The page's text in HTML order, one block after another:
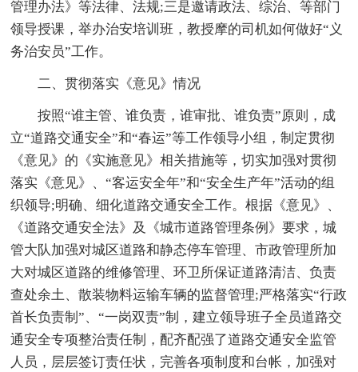
管理办法》等法律、法规;三是邀请政法、综治、等部门
领导授课，举办治安培训班，教授摩的司机如何做好“义
务治安员”工作。
二、贯彻落实《意见》情况
按照“谁主管、谁负责，谁审批、谁负责”原则，成
立“道路交通安全”和“春运”等工作领导小组，制定贯彻
《意见》的《实施意见》相关措施等，切实加强对贯彻
落实《意见》、“客运安全年”和“安全生产年”活动的组
织领导;明确、细化道路交通安全工作。根据《意见》、
《道路交通安全法》及《城市道路管理条例》要求，城
管大队加强对城区道路和静态停车管理、市政管理所加
大对城区道路的维修管理、环卫所保证道路清洁、负责
查处余土、散装物料运输车辆的监督管理;严格落实“行政
首长负责制”、“一岗双责”制，建立领导班子全员道路交
通安全专项整治责任制，配齐配强了道路交通安全监管
人员，层层签订责任状，完善各项制度和台帐，加强对